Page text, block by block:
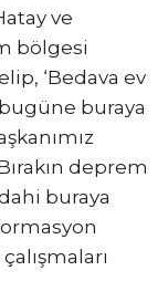
ve
bölgesi
‘Bedava ev
buraya
deprem
buraya